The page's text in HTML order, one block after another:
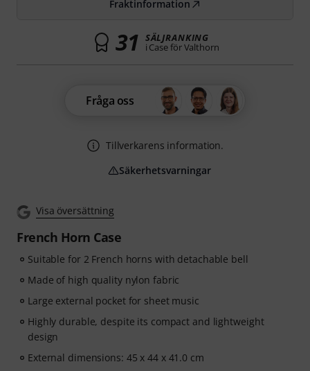
Visa översättning
French Horn Case
Suitable for 2 French horns with detachable bell
Made of high quality nylon fabric
Large external pocket for sheet music
Highly durable, despite its compact and lightweight
design
External dimensions: 45 x 44 x 41.0 cm
Fraktinformation
31 SÄLJRANKING
i Case för Valthorn
Fråga oss
Tillverkarens information.
Säkerhetsvarningar